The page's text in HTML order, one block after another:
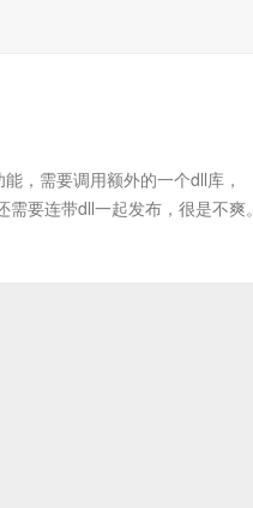
，需要调用额外的一个dll库，
要连带dll一起发布，很是不爽。